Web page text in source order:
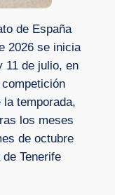
de España
2026 se inicia
11 de julio, en
temporada,
los meses
de octubre
Tenerife